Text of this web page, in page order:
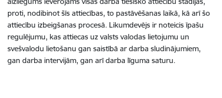
proti, nodibinot šīs attiecības, to pastāvēšanas laikā, kā arī šo
attiecību izbeigšanas procesā. Likumdevējs ir noteicis īpašu
regulējumu, kas attiecas uz valsts valodas lietojumu un
svešvalodu lietošanu gan saistībā ar darba sludinājumiem,
gan darba intervijām, gan arī darba līguma saturu.